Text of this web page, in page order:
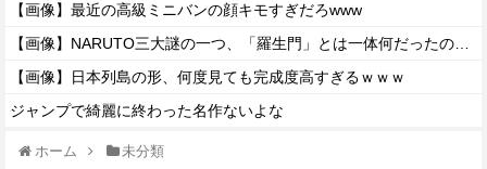
【画像】最近の高級ミニバンの顔キモすぎだろwww
【画像】日本列島の形、何度見ても完成度高すぎるｗｗｗ
ジャンプで綺麗に終わった名作ないよな
ホーム 未分類